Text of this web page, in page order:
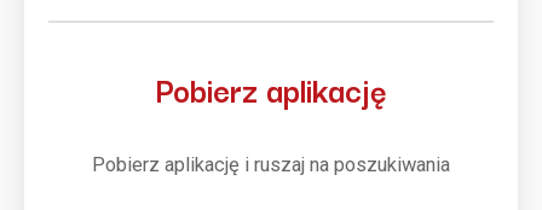
Pobierz aplikację
Pobierz aplikację i ruszaj na poszukiwania